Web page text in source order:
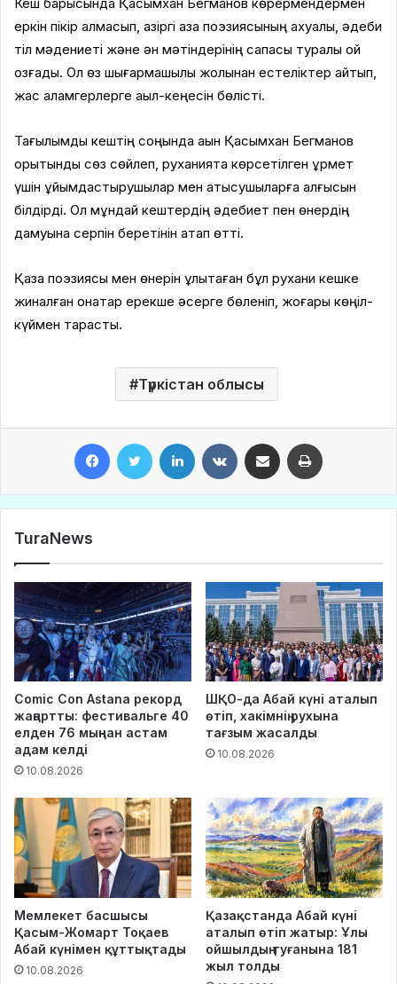
еркін пікір алмасып, қазіргі қазақ поэзиясының ахуалы, әдеби
тіл мәдениеті және ән мәтіндерінің сапасы туралы ой
қозғады. Ол өз шығармашылық жолынан естеліктер айтып,
жас қаламгерлерге ақыл-кеңесін бөлісті.
Тағылымды кештің соңында ақын Қасымхан Бегманов
қорытынды сөз сөйлеп, руханиятқа көрсетілген құрмет
үшін ұйымдастырушылар мен қатысушыларға алғысын
білдірді. Ол мұндай кештердің әдебиет пен өнердің
дамуына серпін беретінін атап өтті.
Қазақ поэзиясы мен өнерін ұлықтаған бұл рухани кешке
жиналған қонақтар ерекше әсерге бөленіп, жоғары көңіл-
күймен тарқасты.
Түркістан облысы
TuraNews
Comic Con Astana рекорд
жаңартты: фестивальге 40
елден 76 мыңнан астам
адам келді
10.08.2026
ШҚО-да Абай күні аталып
өтіп, хакімнің рухына
тағзым жасалды
10.08.2026
Мемлекет басшысы
Қасым-Жомарт Тоқаев
Абай күнімен құттықтады
10.08.2026
Қазақстанда Абай күні
аталып өтіп жатыр: Ұлы
ойшылдың туғанына 181
жыл толды